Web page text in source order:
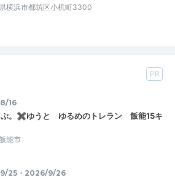
横浜市都筑区小机町3300
PR
16
ぷ。✖ゆうと ゆるめのトレラン 飯能15キ
能市
25・2026/9/26